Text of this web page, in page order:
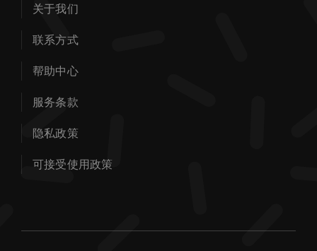
关于我们
联系方式
帮助中心
服务条款
隐私政策
可接受使用政策